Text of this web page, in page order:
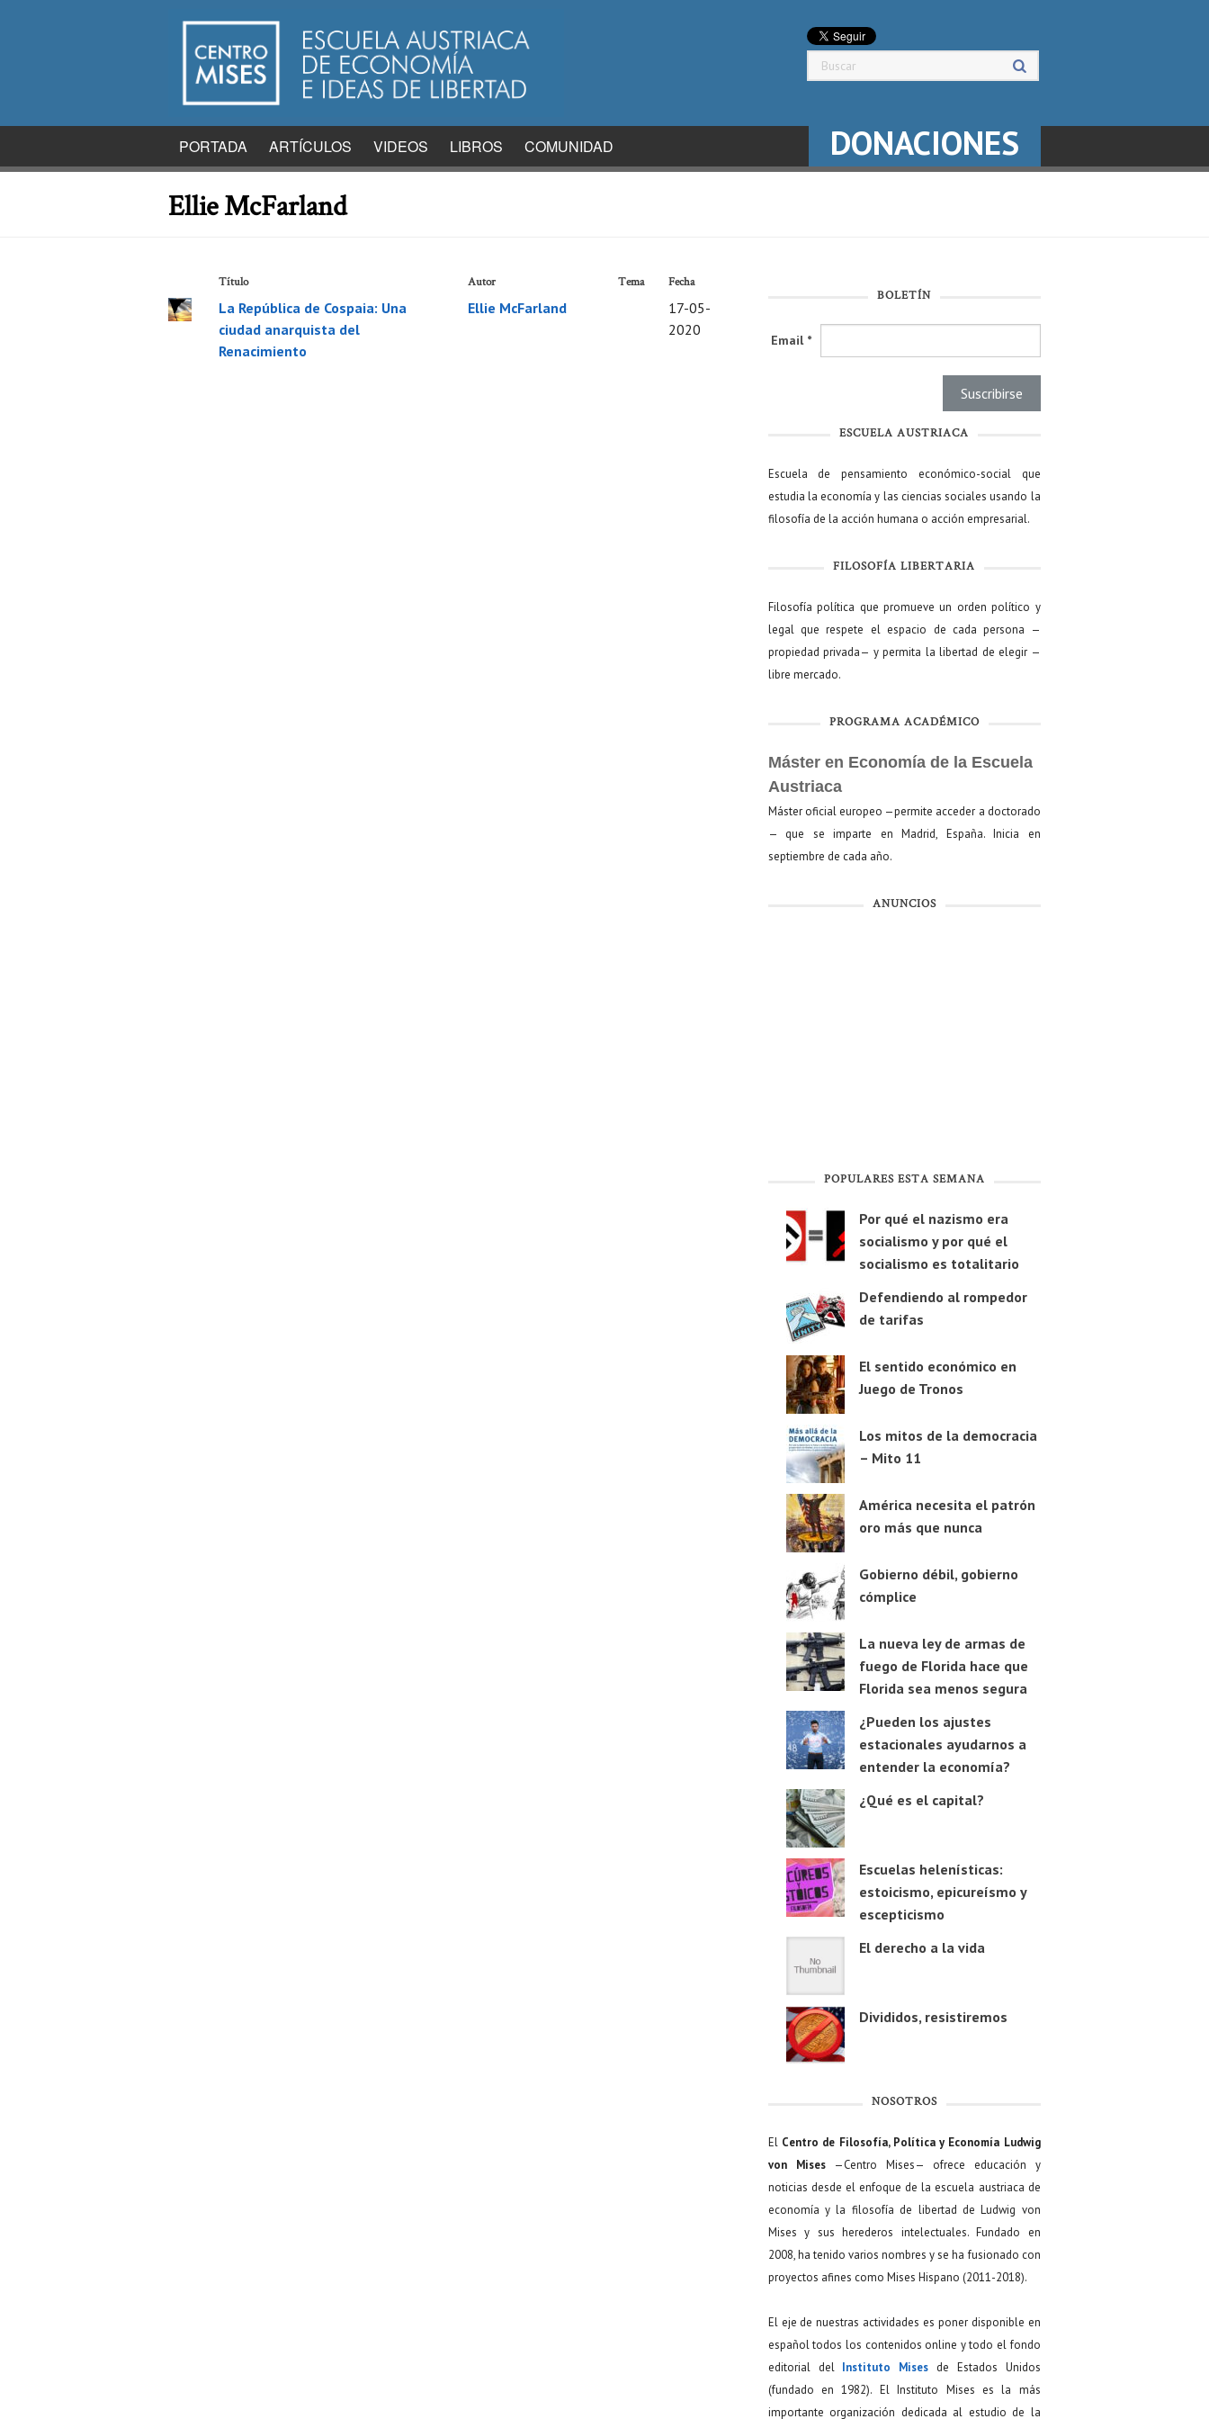
PORTADA ARTÍCULOS VIDEOS LIBROS COMUNIDAD DONACIONES
Ellie McFarland
Título Autor Tema Fecha
La República de Cospaia: Una
ciudad anarquista del
Renacimiento
Ellie McFarland
17-05-
2020
BOLETÍN
Email *
ESCUELA AUSTRIACA
Escuela de pensamiento económico-social que
estudia la economía y las ciencias sociales usando la
filosofía de la acción humana o acción empresarial.
FILOSOFÍA LIBERTARIA
Filosofía política que promueve un orden político y
legal que respete el espacio de cada persona —
propiedad privada— y permita la libertad de elegir —
libre mercado.
PROGRAMA ACADÉMICO
Máster en Economía de la Escuela
Austriaca
Máster oficial europeo —permite acceder a doctorado
— que se imparte en Madrid, España. Inicia en
septiembre de cada año.
ANUNCIOS
POPULARES ESTA SEMANA
Por qué el nazismo era
socialismo y por qué el
socialismo es totalitario
Defendiendo al rompedor
de tarifas
El sentido económico en
Juego de Tronos
Los mitos de la democracia
– Mito 11
América necesita el patrón
oro más que nunca
Gobierno débil, gobierno
cómplice
La nueva ley de armas de
fuego de Florida hace que
Florida sea menos segura
¿Pueden los ajustes
estacionales ayudarnos a
entender la economía?
¿Qué es el capital?
Escuelas helenísticas:
estoicismo, epicureísmo y
escepticismo
El derecho a la vida
Divididos, resistiremos
NOSOTROS
El Centro de Filosofía, Política y Economía Ludwig
von Mises—Centro Mises— ofrece educación y
noticias desde el enfoque de la escuela austriaca de
economía y la filosofía de libertad de Ludwig von
Mises y sus herederos intelectuales. Fundado en
2008, ha tenido varios nombres y se ha fusionado con
proyectos afines como Mises Hispano (2011-2018).
El eje de nuestras actividades es poner disponible en
español todos los contenidos online y todo el fondo
editorial del Instituto Mises de Estados Unidos
(fundado en 1982). El Instituto Mises es la más
importante organización dedicada al estudio de la